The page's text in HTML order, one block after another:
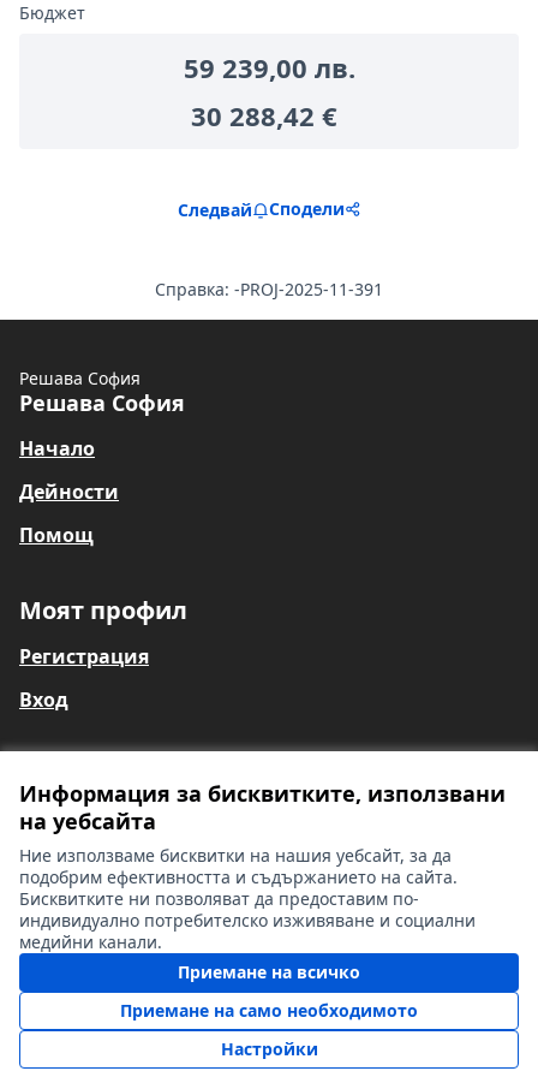
Информация за бисквитките, използвани
на уебсайта
Ние използваме бисквитки на нашия уебсайт, за да
подобрим ефективността и съдържанието на сайта.
Бисквитките ни позволяват да предоставим по-
индивидуално потребителско изживяване и социални
медийни канали.
Приемане на всичко
Приемане на само необходимото
Настройки
Начало
Търсене Дейности Вход
Бюджет
59 239,00 лв.
30 288,42 €
Следвай Сподели
Справка: -PROJ-2025-11-391
Решава София
Решава София
Начало
Дейности
Помощ
Моят профил
Регистрация
Вход
Общи условия
Информация за глухи и сляпо-глухи лица
Настройки на бисквитките
Уебсайта работи със свободен софтуер
(Външна връзка)
Лиценз
(Външна